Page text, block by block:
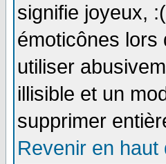
signifie joyeux,
émoticônes lors
utiliser
illisible et un
supprimer
Revenir en haut